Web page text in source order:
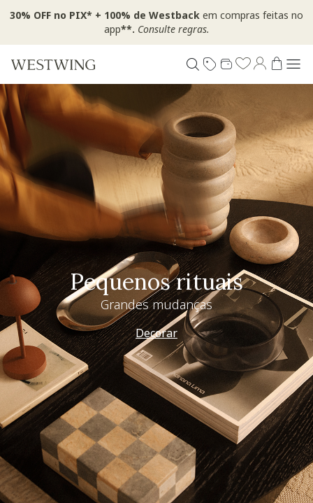
30% OFF no PIX* + 100% de Westback em compras feitas no
app**. Consulte regras.
Pequenos rituais
Grandes mudanças
Decorar